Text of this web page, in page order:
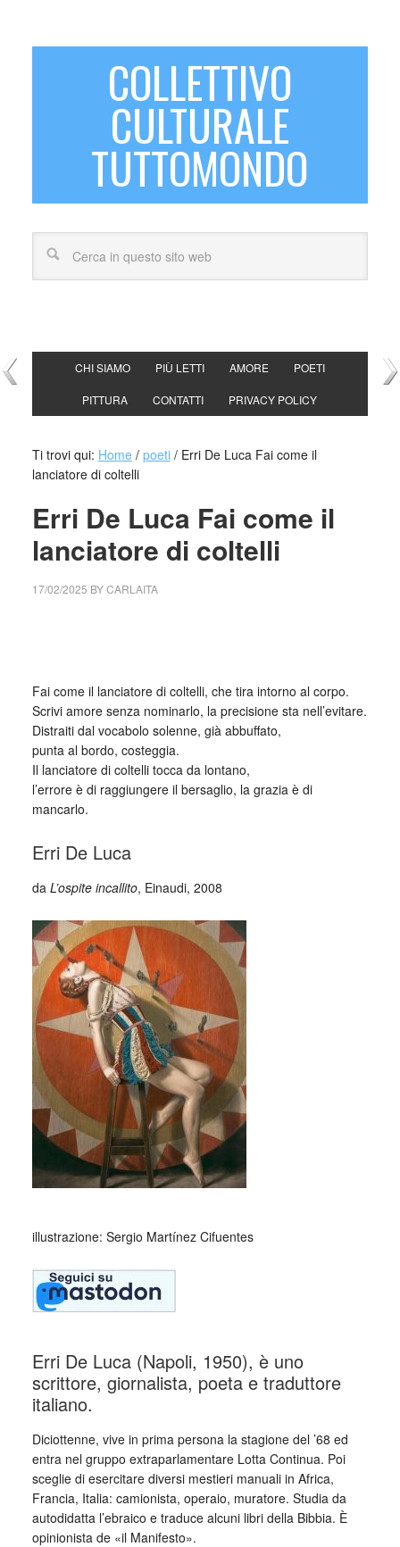
COLLETTIVO
CULTURALE
TUTTOMONDO
CHI SIAMO PIÙ LETTI AMORE POETI
PITTURA CONTATTI PRIVACY POLICY
Ti trovi qui: Home / poeti /Erri De Luca Fai come il
lanciatore di coltelli
Erri De Luca Fai come il
lanciatore di coltelli
17/02/2025 BYCARLAITA
Fai come il lanciatore di coltelli, che tira intorno al corpo.
Scrivi amore senza nominarlo, la precisione sta nell’evitare.
Distraiti dal vocabolo solenne, già abbuffato,
punta al bordo, costeggia.
Il lanciatore di coltelli tocca da lontano,
l’errore è di raggiungere il bersaglio, la grazia è di
mancarlo.
Erri De Luca
da L’ospite incallito, Einaudi, 2008
illustrazione: Sergio Martínez Cifuentes
Erri De Luca (Napoli, 1950), è uno
scrittore, giornalista, poeta e traduttore
italiano.
Diciottenne, vive in prima persona la stagione del ’68 ed
entra nel gruppo extraparlamentare Lotta Continua. Poi
sceglie di esercitare diversi mestieri manuali in Africa,
Francia, Italia: camionista, operaio, muratore. Studia da
autodidatta l’ebraico e traduce alcuni libri della Bibbia. È
opinionista de «il Manifesto».